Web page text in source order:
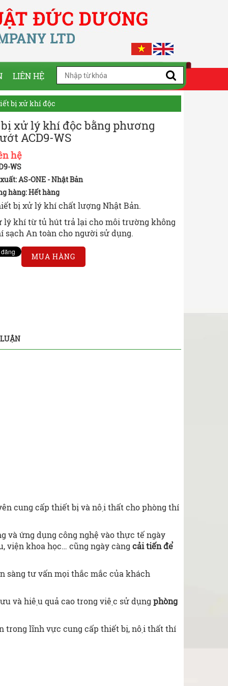
LIÊN HỆ
bị xử khí độc
xử lý khí độc bằng phương
ACD9-WS
hệ
WS
AS-ONE - Nhật Bản
hàng:Hết hàng
bị xử lý khí chất lượng Nhật Bản.
lý khí từ tủ hút trả lại cho môi trường không
sạch An toàn cho người sử dụng.
MUA HÀNG
cung cấp thiết bị và nội thất cho phòng thí
ứng dụng công nghệ vào thực tế ngày
viện khoa học… cũng ngày càng cải tiến để
sàng tư vấn mọi thắc mắc của khách
và hiệu quả cao trong việc sử dụng phòng
trong lĩnh vực cung cấp thiết bị, nội thất thí